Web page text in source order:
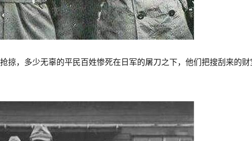
掠，多少无辜的平民百姓惨死在日军的屠刀之下，他们把搜刮来的财